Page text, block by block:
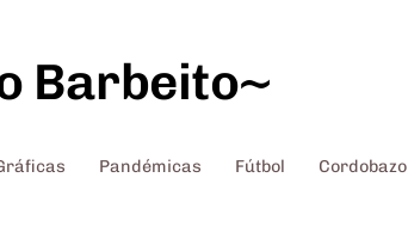
Barbeito~
Pandémicas Fútbol Cordobazo